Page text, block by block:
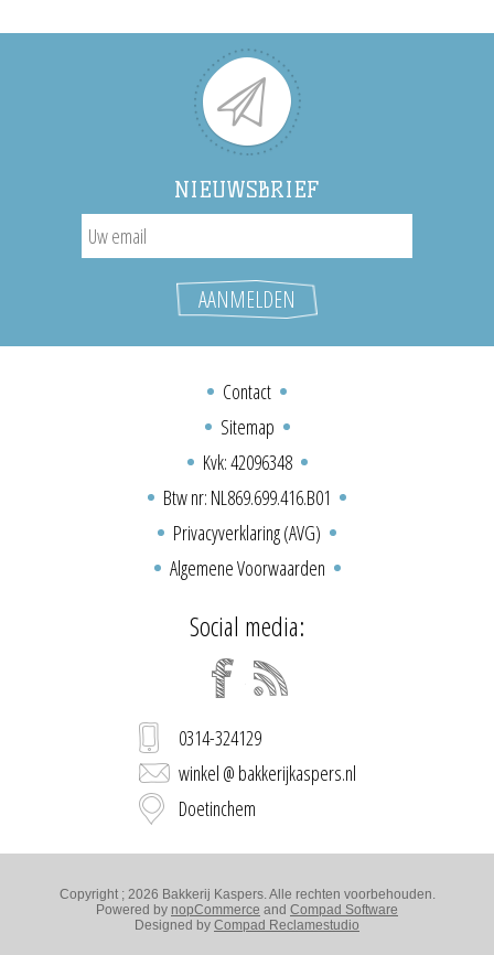
NIEUWSBRIEF
Contact
Sitemap
Kvk: 42096348
Btw nr: NL869.699.416.B01
Privacyverklaring (AVG)
Algemene Voorwaarden
Social media:
0314-324129
winkel @ bakkerijkaspers.nl
Doetinchem
Copyright ; 2026 Bakkerij Kaspers. Alle rechten voorbehouden.
Powered by nopCommerce and Compad Software
Designed by Compad Reclamestudio